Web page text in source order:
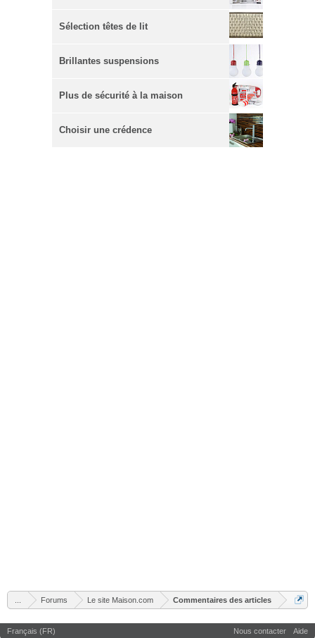
Sélection têtes de lit
Brillantes suspensions
Plus de sécurité à la maison
Choisir une crédence
Forums Le site Maison.com Commentaires des articles
Français (FR) Nous contacter Aide